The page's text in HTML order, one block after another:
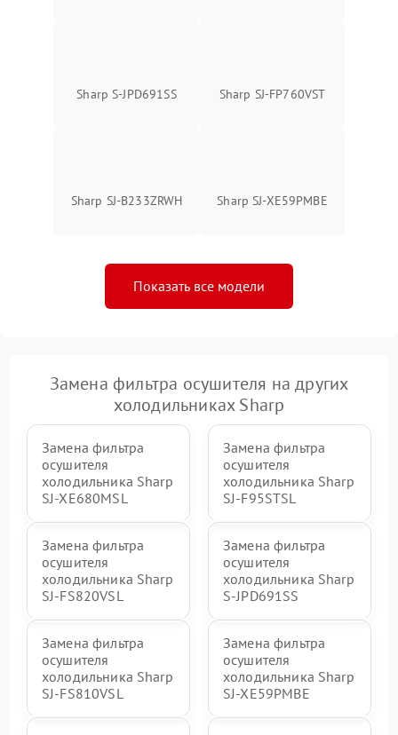
Sharp S-JPD691SS Sharp SJ-FP760VST
Sharp SJ-B233ZRWH Sharp SJ-XE59PMBE
Показать все модели
Замена фильтра осушителя на других
холодильниках Sharp
Замена фильтра
осушителя
холодильника Sharp
SJ-XE680MSL
Замена фильтра
осушителя
холодильника Sharp
SJ-F95STSL
Замена фильтра
осушителя
холодильника Sharp
SJ-FS820VSL
Замена фильтра
осушителя
холодильника Sharp
S-JPD691SS
Замена фильтра
осушителя
холодильника Sharp
SJ-FS810VSL
Замена фильтра
осушителя
холодильника Sharp
SJ-XE59PMBE